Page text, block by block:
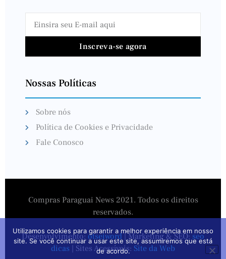
Inscreva-se agora
Nossas Políticas
Sobre nós
Política de Cookies e Privacidade
Fale Conosco
Compras Paraguai News 2021. Todos os direitos
reservados.
Desenvolvimento:otseiword| Marketing & SEO:seo
dicas | Sites Acessíveis: Site da Web
Utilizamos cookies para garantir a melhor experiência em nosso
site. Se você continuar a usar este site, assumiremos que está
de acordo.